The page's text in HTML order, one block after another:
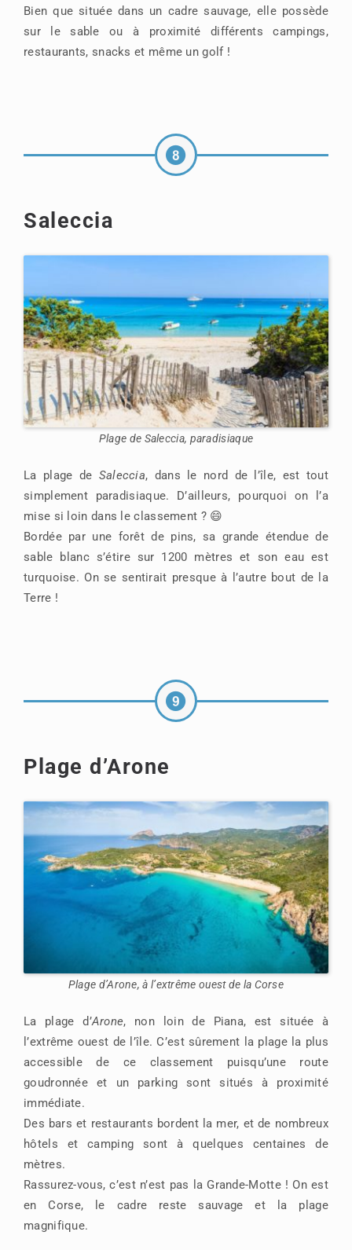
Bien que située dans un cadre sauvage, elle possède
sur le sable ou à proximité différents campings,
restaurants, snacks et même un golf !
Saleccia
Plage de Saleccia, paradisiaque
La plage de Saleccia, dans le nord de l’île, est tout
simplement paradisiaque. D’ailleurs, pourquoi on l’a
mise si loin dans le classement ? 😄
Bordée par une forêt de pins, sa grande étendue de
sable blanc s’étire sur 1200 mètres et son eau est
turquoise. On se sentirait presque à l’autre bout de la
Terre !
Plage d’Arone
Plage d’Arone, à l’extrême ouest de la Corse
La plage d’Arone, non loin de Piana, est située à
l’extrême ouest de l’île. C’est sûrement la plage la plus
accessible de ce classement puisqu’une route
goudronnée et un parking sont situés à proximité
immédiate.
Des bars et restaurants bordent la mer, et de nombreux
hôtels et camping sont à quelques centaines de
mètres.
Rassurez-vous, c’est n’est pas la Grande-Motte ! On est
en Corse, le cadre reste sauvage et la plage
magnifique.